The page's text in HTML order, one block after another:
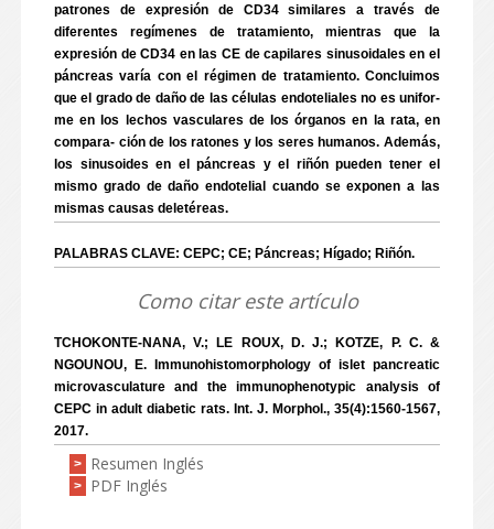
patrones de expresión de CD34 similares a través de
diferentes regímenes de tratamiento, mientras que la
expresión de CD34 en las CE de capilares sinusoidales en el
páncreas varía con el régimen de tratamiento. Concluimos
que el grado de daño de las células endoteliales no es unifor-
me en los lechos vasculares de los órganos en la rata, en
compara- ción de los ratones y los seres humanos. Además,
los sinusoides en el páncreas y el riñón pueden tener el
mismo grado de daño endotelial cuando se exponen a las
mismas causas deletéreas.
PALABRAS CLAVE: CEPC; CE; Páncreas; Hígado; Riñón.
Como citar este artículo
TCHOKONTE-NANA, V.; LE ROUX, D. J.; KOTZE, P. C. &
NGOUNOU, E. Immunohistomorphology of islet pancreatic
microvasculature and the immunophenotypic analysis of
CEPC in adult diabetic rats. Int. J. Morphol., 35(4):1560-1567,
2017.
> Resumen Inglés
> PDF Inglés